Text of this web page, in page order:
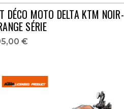
DÉCO MOTO DELTA KTM NOIR-
SÉRIE
€